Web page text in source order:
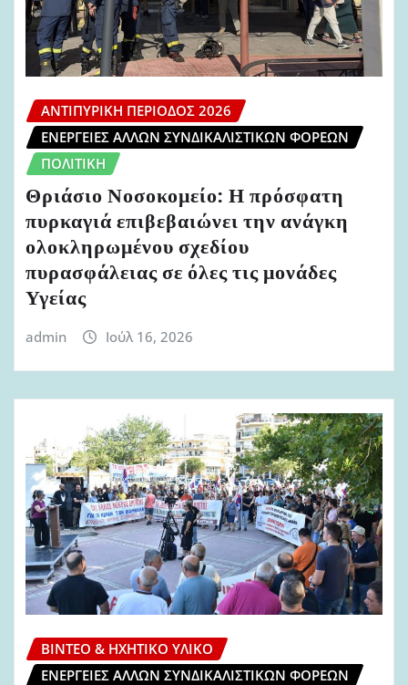
ΑΝΤΙΠΥΡΙΚΉ ΠΕΡΊΟΔΟΣ 2026
ΕΝΈΡΓΕΙΕΣ ΆΛΛΩΝ ΣΥΝΔΙΚΑΛΙΣΤΙΚΏΝ ΦΟΡΈΩΝ
ΠΟΛΙΤΙΚΉ
Θριάσιο Νοσοκομείο: Η πρόσφατη
πυρκαγιά επιβεβαιώνει την ανάγκη
ολοκληρωμένου σχεδίου
πυρασφάλειας σε όλες τις μονάδες
Υγείας
admin Ιούλ 16, 2026
ΒΊΝΤΕΟ & ΗΧΗΤΙΚΌ ΥΛΙΚΌ
ΕΝΈΡΓΕΙΕΣ ΆΛΛΩΝ ΣΥΝΔΙΚΑΛΙΣΤΙΚΏΝ ΦΟΡΈΩΝ